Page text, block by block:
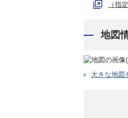
（指
地図
大きな地図